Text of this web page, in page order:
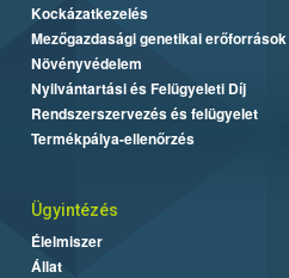
Kockázatkezelés
Mezőgazdasági genetikai erőforrások
Növényvédelem
Nyilvántartási és Felügyeleti Díj
Rendszerszervezés és felügyelet
Termékpálya-ellenőrzés
Ügyintézés
Élelmiszer
Állat